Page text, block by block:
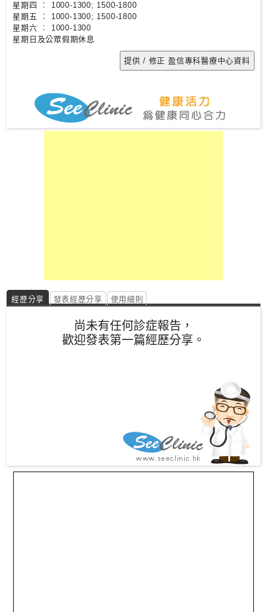
公
立
醫
星期四 ︰ 1000-1300; 1500-1800
星期五 ︰ 1000-1300; 1500-1800
星期六 ︰ 1000-1300
星期日及公眾假期休息
經歷分享 發表經歷分享 使用細則
尚未有任何診症報告，
歡迎發表第一篇經歷分享。